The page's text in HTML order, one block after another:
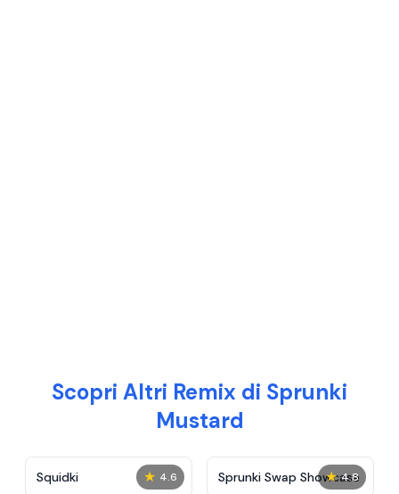
Scopri Altri Remix di Sprunki
Mustard
★ 4.6
Squidki ★ 4.8
Sprunki Swap Showcase